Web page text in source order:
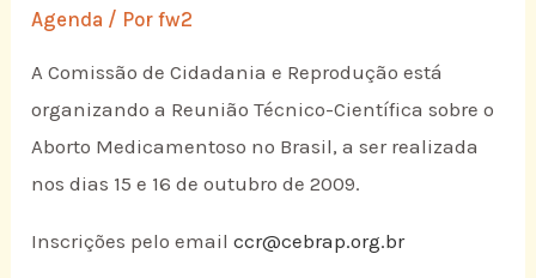
Agenda / Porfw2
A Comissão de Cidadania e Reprodução está
organizando a Reunião Técnico-Científica sobre o
Aborto Medicamentoso no Brasil, a ser realizada
nos dias 15 e 16 de outubro de 2009.
Inscrições pelo emailccr@cebrap.org.br